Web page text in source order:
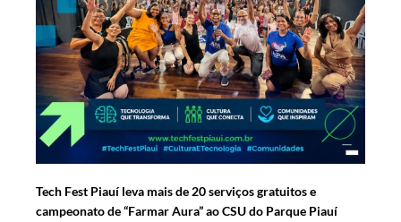
Tech Fest Piauí leva mais de 20 serviços gratuitos e
campeonato de “Farmar Aura” ao CSU do Parque Piauí